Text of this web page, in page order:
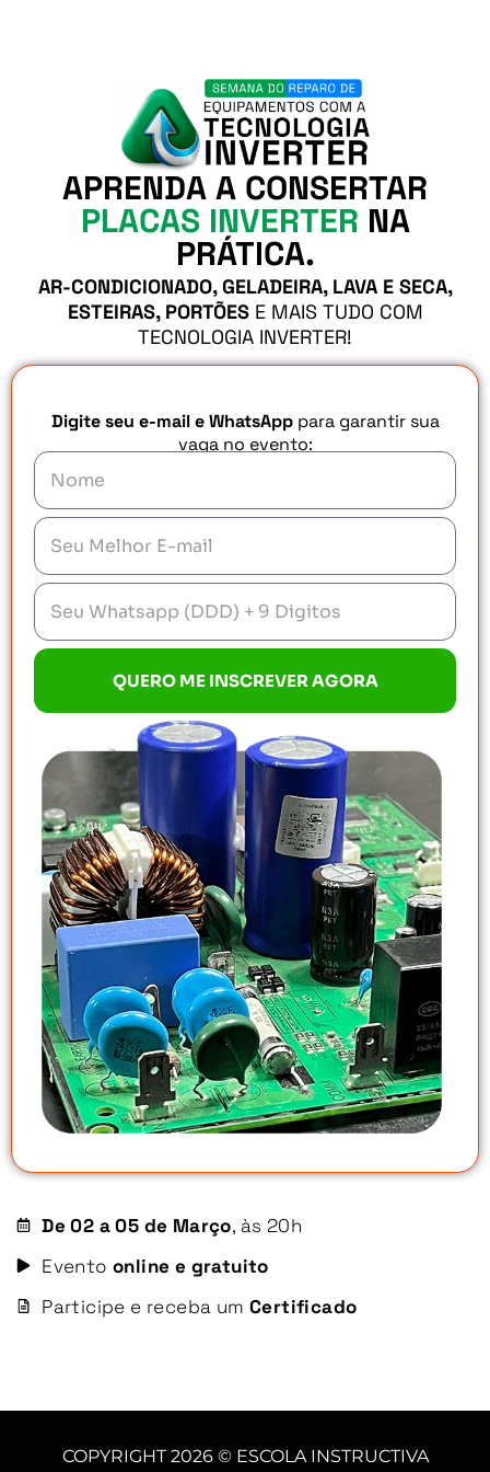
APRENDA A CONSERTAR
PLACAS INVERTER NA
PRÁTICA.
AR-CONDICIONADO, GELADEIRA, LAVA E SECA,
ESTEIRAS, PORTÕESE MAIS TUDO COM
TECNOLOGIA INVERTER!
Digite seu e-mail e WhatsApppara garantir sua
vaga no evento:
QUERO ME INSCREVER AGORA
De 02 a 05 de Março, às 20h
Eventoonline e gratuito
Participe e receba umCertificado
COPYRIGHT 2026 © ESCOLA INSTRUCTIVA